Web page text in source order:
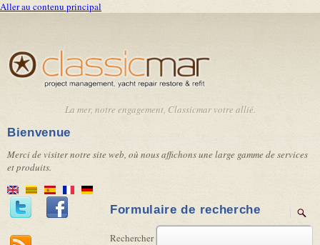
Aller au contenu principal
La mer, notre engagement, Classicmar votre allié.
Bienvenue
Merci de visiter notre site web, où nous affichons une large gamme de services
et produits.
Formulaire de recherche
Rechercher